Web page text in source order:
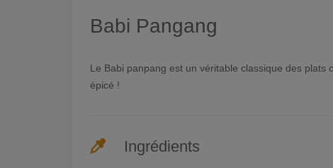
Babi Pangang
Le Babi panpang est un véritable classique des
épicé !
Ingrédients